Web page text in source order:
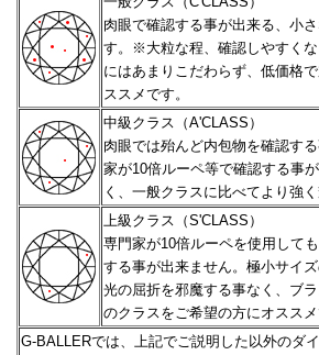
肉眼で確認する事が出来る、小
す。※大粒な程、確認しやすくな
にはあまりこだわらず、低価格
ススメです。
中級クラス（A'CLASS）
肉眼では殆んど内包物を確認す
家が10倍ルーペ等で確認する事が
く、一般クラスに比べてより強く
上級クラス（S'CLASS）
専門家が10倍ルーペを使用して
する事が出来ません。極小サイズ
光の屈折を邪魔する事なく、ブ
のクラスをご希望の方にオススメ
G-BALLERでは、上記でご説明した以外のダ